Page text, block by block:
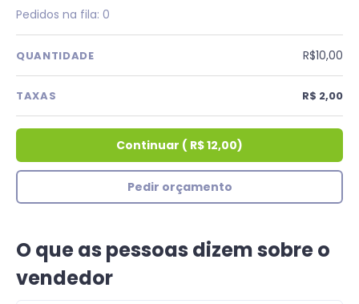
Pedidos na fila: 0
QUANTIDADE R$10,00
TAXAS R$ 2,00
Continuar ( R$ 12,00)
Pedir orçamento
O que as pessoas dizem sobre o
vendedor